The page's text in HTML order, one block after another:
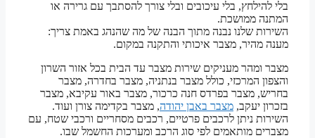
בלי להילחץ, בלי עיכובים ובלי צורך להסתבך עם גרירה או
המתנה ממושכת.
השירות שלנו נבנה מתוך הבנה של מה שהנהג באמת צריך:
מענה מהיר, מצבר איכותי והתקנה במקום.
מצבר ומהר מעניקים שירות מצבר עד הבית בכל אזור השרון
והצפון המרכזי, כולל מצבר בנתניה, מצבר בחדרה, מצבר
בחריש, מצבר בפרדס חנה כרכור, מצבר באור עקיבא, מצבר
בזכרון יעקב, מצבר באבן יהודה, מצבר בקדימה צורן ועוד.
השירות ניתן לרכבים פרטיים, רכבים מסחריים ורכבי שטח, עם
מצברים מותאמים לפי סוג הרכב ומערכות החשמל שבו.